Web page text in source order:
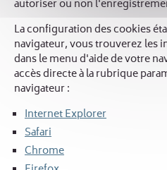
autoriser ou non
La configuration des cookies
navigateur, vous trouverez les
dans le menu d'aide de votre
accès directe à la rubrique
navigateur :
Internet Explorer
Safari
Chrome